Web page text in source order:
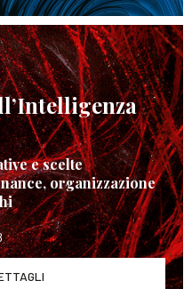
e scelte
organizzazione